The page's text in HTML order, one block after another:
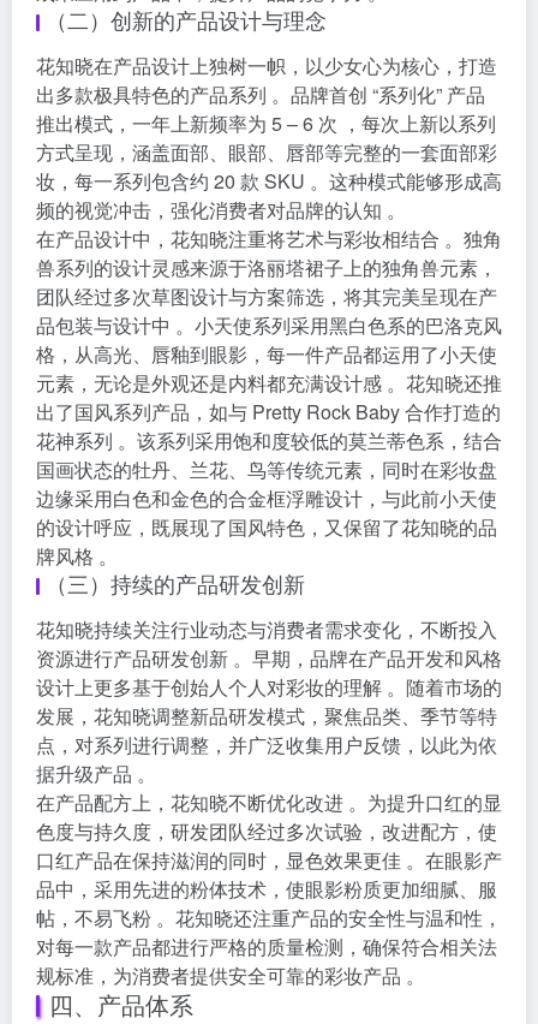
（二）创新的产品设计与理念
花知晓在产品设计上独树一帜，以少女心为核心，打造
出多款极具特色的产品系列 。品牌首创 “系列化” 产品
推出模式，一年上新频率为 5 – 6 次 ，每次上新以系列
方式呈现，涵盖面部、眼部、唇部等完整的一套面部彩
妆，每一系列包含约 20 款 SKU 。这种模式能够形成高
频的视觉冲击，强化消费者对品牌的认知 。
在产品设计中，花知晓注重将艺术与彩妆相结合 。独角
兽系列的设计灵感来源于洛丽塔裙子上的独角兽元素，
团队经过多次草图设计与方案筛选，将其完美呈现在产
品包装与设计中 。小天使系列采用黑白色系的巴洛克风
格，从高光、唇釉到眼影，每一件产品都运用了小天使
元素，无论是外观还是内料都充满设计感 。花知晓还推
出了国风系列产品，如与 Pretty Rock Baby 合作打造的
花神系列 。该系列采用饱和度较低的莫兰蒂色系，结合
国画状态的牡丹、兰花、鸟等传统元素，同时在彩妆盘
边缘采用白色和金色的合金框浮雕设计，与此前小天使
的设计呼应，既展现了国风特色，又保留了花知晓的品
牌风格 。
（三）持续的产品研发创新
花知晓持续关注行业动态与消费者需求变化，不断投入
资源进行产品研发创新 。早期，品牌在产品开发和风格
设计上更多基于创始人个人对彩妆的理解 。随着市场的
发展，花知晓调整新品研发模式，聚焦品类、季节等特
点，对系列进行调整，并广泛收集用户反馈，以此为依
据升级产品 。
在产品配方上，花知晓不断优化改进 。为提升口红的显
色度与持久度，研发团队经过多次试验，改进配方，使
口红产品在保持滋润的同时，显色效果更佳 。在眼影产
品中，采用先进的粉体技术，使眼影粉质更加细腻、服
帖，不易飞粉 。花知晓还注重产品的安全性与温和性，
对每一款产品都进行严格的质量检测，确保符合相关法
规标准，为消费者提供安全可靠的彩妆产品 。
四、产品体系